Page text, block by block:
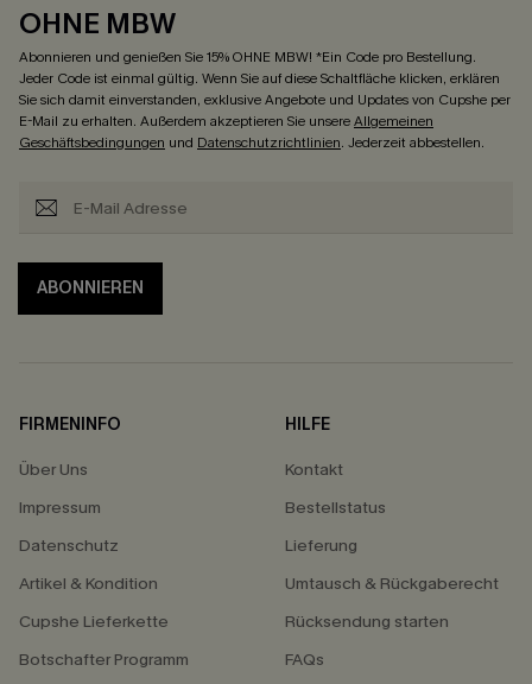
OHNE MBW
Abonnieren und genießen Sie 15% OHNE MBW! *Ein Code pro Bestellung.
Jeder Code ist einmal gültig. Wenn Sie auf diese Schaltfläche klicken, erklären
Sie sich damit einverstanden, exklusive Angebote und Updates von Cupshe per
E-Mail zu erhalten. Außerdem akzeptieren Sie unsereAllgemeinen
Geschäftsbedingungen und Datenschutzrichtlinien. Jederzeit abbestellen.
ABONNIEREN
FIRMENINFO
Über Uns
Impressum
Datenschutz
Artikel & Kondition
Cupshe Lieferkette
Botschafter Programm
HILFE
Kontakt
Bestellstatus
Lieferung
Umtausch & Rückgaberecht
Rücksendung starten
FAQs